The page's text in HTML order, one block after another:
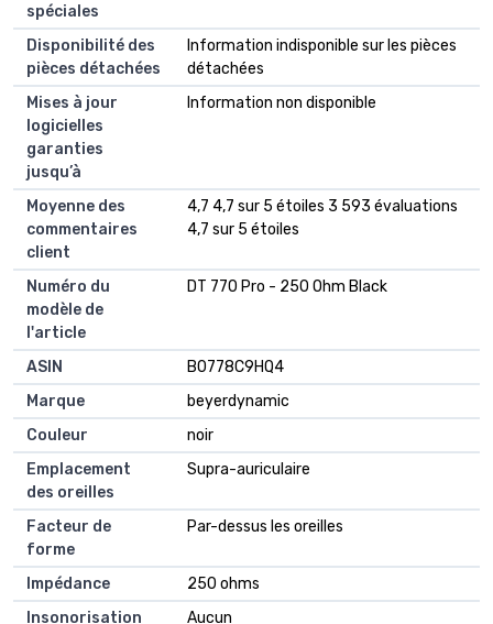
spéciales
Disponibilité des
pièces détachées
‎Information indisponible sur les pièces
détachées
Mises à jour
logicielles
garanties
jusqu’à
‎Information non disponible
Moyenne des
commentaires
client
4,7 4,7 sur 5 étoiles 3 593 évaluations
4,7 sur 5 étoiles
Numéro du
modèle de
l'article
DT 770 Pro - 250 Ohm Black
ASIN
B0778C9HQ4
Marque
beyerdynamic
Couleur
noir
Emplacement
des oreilles
Supra-auriculaire
Facteur de
forme
Par-dessus les oreilles
Impédance
250 ohms
Insonorisation
Aucun